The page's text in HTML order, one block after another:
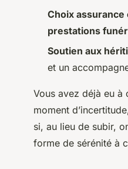
Choix assurance
prestations
Soutien aux
et un
Vous avez déjà eu à
moment
si, au lieu de subir,
forme de sérénité à